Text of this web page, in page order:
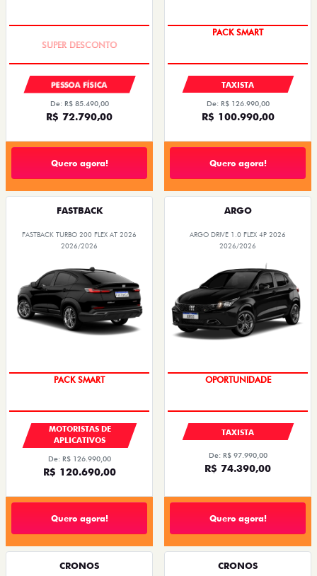
PESSOA FÍSICA
De: R$ 85.490,00
R$ 72.790,00
Quero agora!
PACK SMART
TAXISTA
De: R$ 126.990,00
R$ 100.990,00
Quero agora!
FASTBACK
FASTBACK TURBO 200 FLEX AT 2026
2026/2026
PACK SMART
MOTORISTAS DE
APLICATIVOS
De: R$ 126.990,00
R$ 120.690,00
Quero agora!
ARGO
ARGO DRIVE 1.0 FLEX 4P 2026
2026/2026
OPORTUNIDADE
TAXISTA
De: R$ 97.990,00
R$ 74.390,00
Quero agora!
CRONOS CRONOS